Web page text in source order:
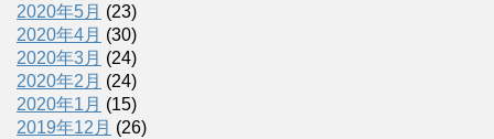
2020年5月 (23)
2020年4月 (30)
2020年3月 (24)
2020年2月 (24)
2020年1月 (15)
2019年12月 (26)